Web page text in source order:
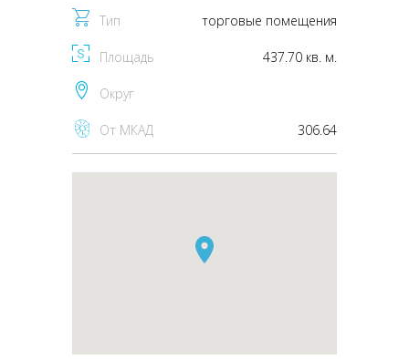
Тип торговые помещения
Площадь 437.70 кв. м.
Округ
От МКАД 306.64